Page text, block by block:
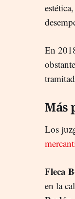
En
Más
Los
Fleca
en la